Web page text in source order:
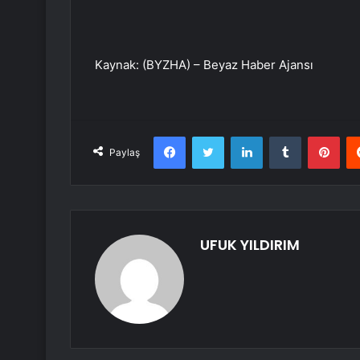
Kaynak: (BYZHA) – Beyaz Haber Ajansı
Paylaş
FacebookTwitter LinkedInTumblr
UFUK YILDIRIM